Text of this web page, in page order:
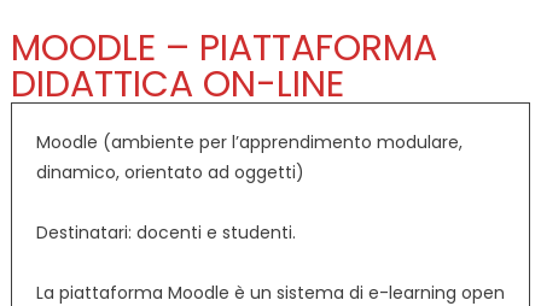
MOODLE – PIATTAFORMA
DIDATTICA ON-LINE
Moodle (ambiente per l’apprendimento modulare,
dinamico, orientato ad oggetti)
Destinatari: docenti e studenti.
La piattaforma Moodle è un sistema di e-learning open